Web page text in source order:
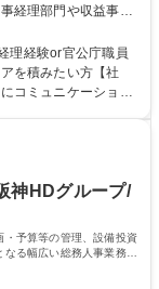
経理部門や収益事業
せいたします。研修
詳細】■
管理業務 ■収益部
「イベントコーナ
上記いずれかの部門
年平均16日取得
理経験or官公庁職員
を積みたい方【社
コミュニケーション
ロジェクト：駐車場
た広告「ブライトサ
動を積極的に行って
神HDグループ/
・予算等の管理、設備投資
る幅広い総務人事業務全